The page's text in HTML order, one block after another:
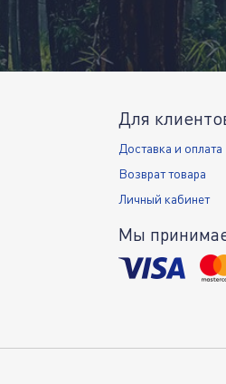
Для
Доставка и оплата
Возврат товара
Личный кабинет
Мы